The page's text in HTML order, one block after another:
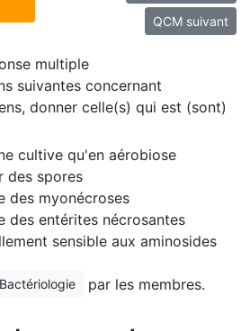
QCM suivant
multiple
suivantes concernant
donner celle(s) qui est (sont)
cultive qu'en aérobiose
des spores
des myonécroses
des entérites nécrosantes
sensible aux aminosides
Bactériologie par les membres.